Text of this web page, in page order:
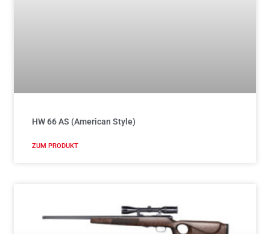
HW 66 AS (American Style)
ZUM PRODUKT